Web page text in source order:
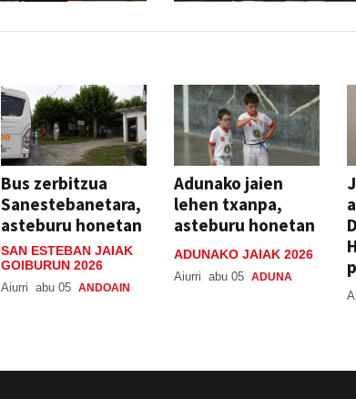
Bus zerbitzua
Sanestebanetara,
asteburu honetan
SAN ESTEBAN JAIAK
GOIBURUN 2026
Aiurri abu 05 ANDOAIN
Adunako jaien
lehen txanpa,
asteburu honetan
ADUNAKO JAIAK 2026
Aiurri abu 05 ADUNA